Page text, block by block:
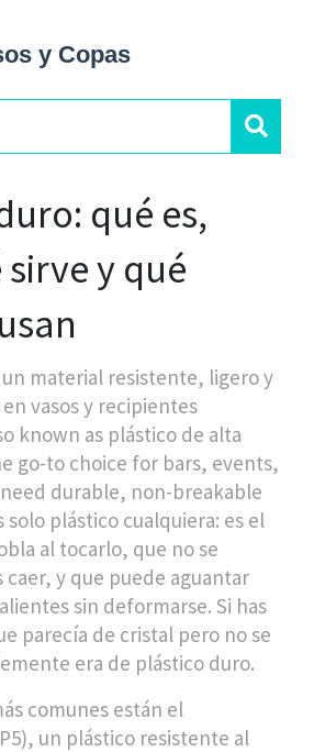
qué es,
y qué
un material resistente, ligero y
vasos y recipientes
known as plástico de alta
go-to choice for bars, events,
durable, non-breakable
solo plástico cualquiera: es el
al tocarlo, que no se
caer, y que puede aguantar
sin deformarse. Si has
parecía de cristal pero no se
era de plástico duro.
comunes están el
, un plástico resistente al